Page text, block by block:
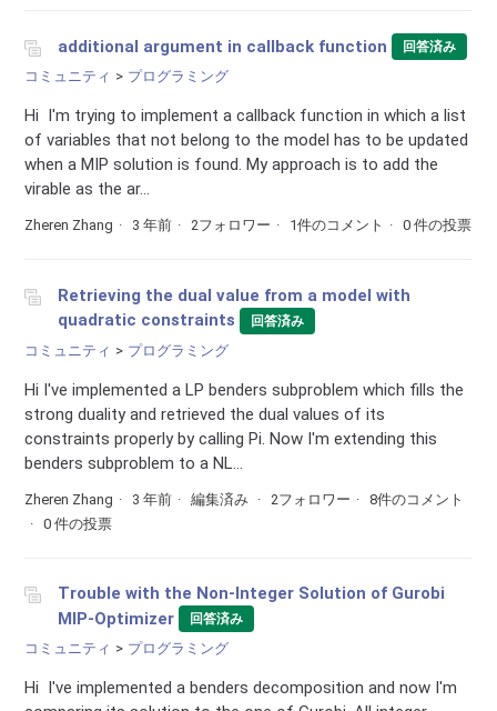
additional argument in callback function 回答済み
コミュニティ プログラミング
Hi I'm trying to implement a callback function in which a list
of variables that not belong to the model has to be updated
when a MIP solution is found. My approach is to add the
virable as the ar...
Zheren Zhang 3 年前 2フォロワー 1件のコメント 0 件の投票
Retrieving the dual value from a model with
quadratic constraints
回答済み
コミュニティ プログラミング
Hi I've implemented a LP benders subproblem which fills the
strong duality and retrieved the dual values of its
constraints properly by calling Pi. Now I'm extending this
benders subproblem to a NL...
Zheren Zhang 3 年前 編集済み 2フォロワー
8件のコメント
0 件の投票
Trouble with the Non-Integer Solution of Gurobi
MIP-Optimizer
回答済み
コミュニティ プログラミング
Hi I've implemented a benders decomposition and now I'm